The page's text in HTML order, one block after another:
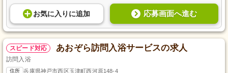
お気に入り に追加 応募画面へ進む
スピード対応 あおぞら訪問入浴サービスの求人
訪問入浴
住所 兵庫県神戸市西区玉津町西河原148-4